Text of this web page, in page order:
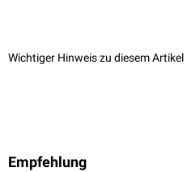
Wichtiger Hinweis zu diesem Artikel
Empfehlung